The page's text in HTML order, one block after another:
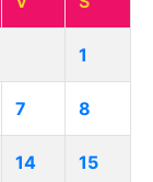
1
7 8
14 15